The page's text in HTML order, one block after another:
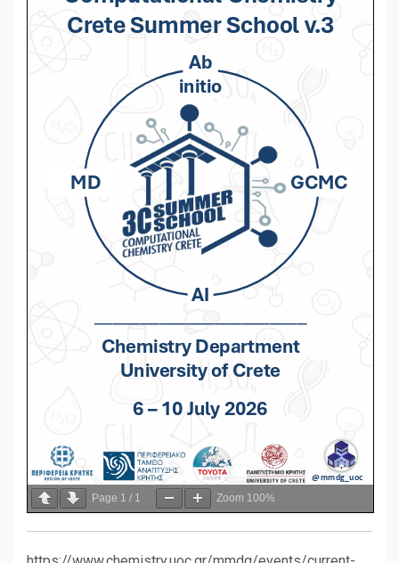
Page 1 / 1 Zoom 100%